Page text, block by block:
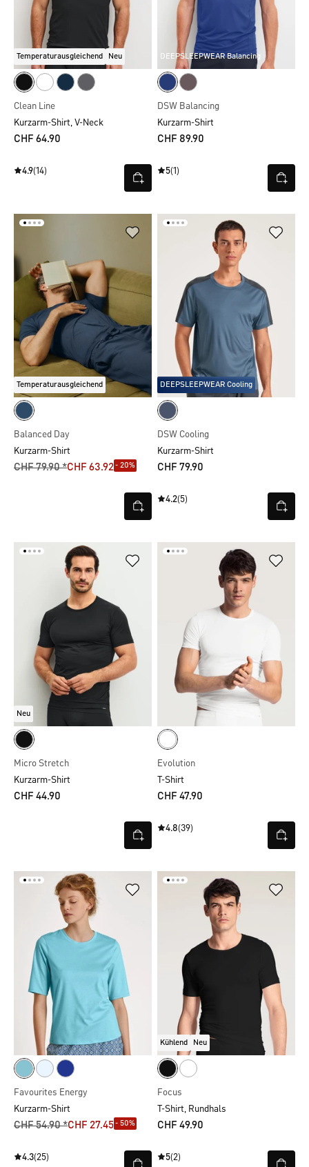
Temperaturausgleichend Neu
Clean Line
Kurzarm-Shirt, V-Neck
CHF 64.90
4.9(14)
DEEPSLEEPWEAR Balancing
DSW Balancing
Kurzarm-Shirt
CHF 89.90
5(1)
Temperaturausgleichend
Balanced Day
Kurzarm-Shirt
CHF 79.90 *CHF 63.92- 20%
DEEPSLEEPWEAR Cooling
DSW Cooling
Kurzarm-Shirt
CHF 79.90
4.2(5)
Neu
Micro Stretch
Kurzarm-Shirt
CHF 44.90
Evolution
T-Shirt
CHF 47.90
4.8(39)
Favourites Energy
Kurzarm-Shirt
CHF 54.90 *CHF 27.45- 50%
4.3(25)
Kühlend Neu
Focus
T-Shirt, Rundhals
CHF 49.90
5(2)